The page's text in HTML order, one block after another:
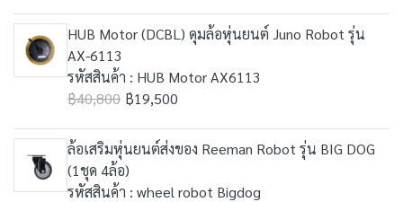
HUB Motor (DCBL) ดุมล้อหุ่นยนต์ Juno Robot รุ่น
AX-6113
รหัสสินค้า : HUB Motor AX6113
฿40,800 ฿19,500
ล้อเสริมหุ่นยนต์ส่งของ Reeman Robot รุ่น BIG DOG
(1ชุด 4ล้อ)
รหัสสินค้า : wheel robot Bigdog